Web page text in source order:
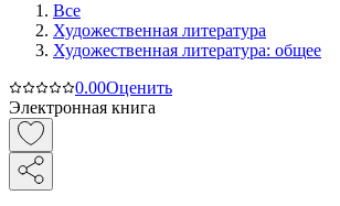
Все
Художественная литература
Художественная литература: общее
0.00Оценить
Электронная книга